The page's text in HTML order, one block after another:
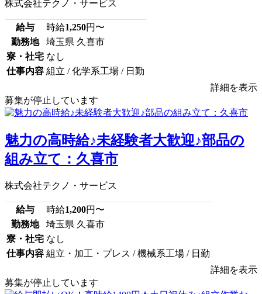
株式会社テクノ・サービス
給与 時給1,250円〜
勤務地
埼玉県 久喜市
寮・社宅 なし
仕事内容 組立 / 化学系工場 / 日勤
詳細を表示
募集が停止しています
魅力の高時給♪未経験者大歓迎♪部品の
組み立て：久喜市
株式会社テクノ・サービス
給与 時給1,200円〜
勤務地
埼玉県 久喜市
寮・社宅 なし
仕事内容 組立・加工・プレス / 機械系工場 / 日勤
詳細を表示
募集が停止しています